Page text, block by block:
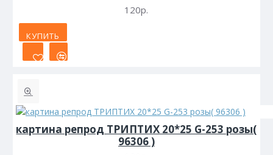
120р.
КУПИТЬ
картина репрод ТРИПТИХ 20*25 G-253 розы(
96306 )